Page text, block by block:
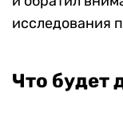
исследования
Что будет